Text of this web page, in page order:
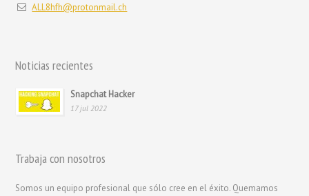
ALL8hfh@protonmail.ch
Noticias recientes
Snapchat Hacker
17 jul 2022
Trabaja con nosotros
Somos un equipo profesional que sólo cree en el éxito. Quemamos
Português